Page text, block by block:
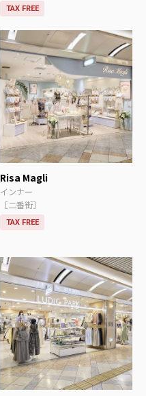
TAX FREE
Risa Magli
インナー
［二番街］
TAX FREE